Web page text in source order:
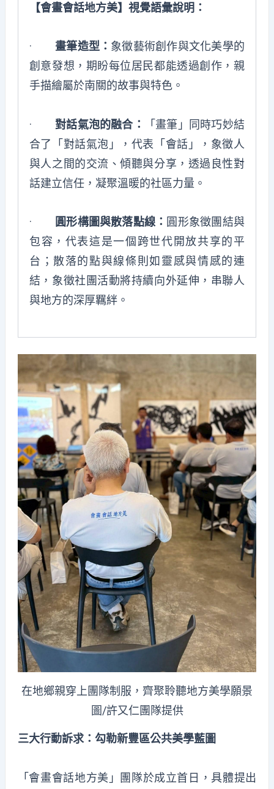
【會畫會話地方美】視覺語彙說明：
· 畫筆造型： 象徵藝術創作與文化美學的
創意發想，期盼每位居民都能透過創作，親
手描繪屬於南關的故事與特色。
·對話氣泡的融合：
「畫筆」同時巧妙結
合了「對話氣泡」，代表「會話」，象徵人
與人之間的交流、傾聽與分享，透過良性對
話建立信任，凝聚溫暖的社區力量。
· 圓形構圖與散落點線： 圓形象徵團結與
包容，代表這是一個跨世代開放共享的平
台；散落的點與線條則如靈感與情感的連
結，象徵社團活動將持續向外延伸，串聯人
與地方的深厚羈絆。
在地鄉親穿上團隊制服，齊聚聆聽地方美學願景
圖/許又仁團隊提供
三大行動訴求：勾勒新豐區公共美學藍圖
「會畫會話地方美」團隊於成立首日，具體提出